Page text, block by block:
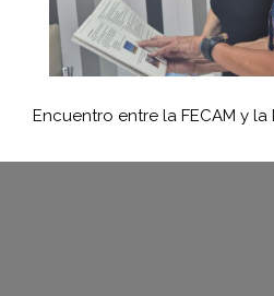
Encuentro entre la FECAM y